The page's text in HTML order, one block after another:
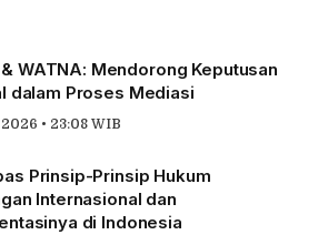
WATNA: Mendorong Keputusan
dalam Proses Mediasi
• 23:08 WIB
Prinsip-Prinsip Hukum
Internasional dan
di Indonesia